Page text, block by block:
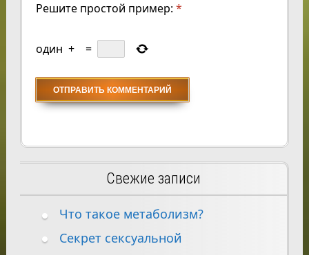
Решите простой пример: *
один + =
Свежие записи
Что такое метаболизм?
Секрет сексуальной